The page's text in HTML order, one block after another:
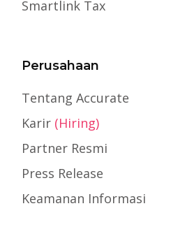
Smartlink Tax
Perusahaan
Tentang Accurate
Karir (Hiring)
Partner Resmi
Press Release
Keamanan Informasi